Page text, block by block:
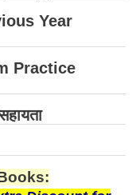
Year
Practice